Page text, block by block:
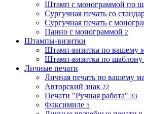
Штамп с монограммой по
Сургучная печать со
Сургучная печать с
Панно с монограммой 2
Штампы-визитки
Штамп-визитка по вашему
Штамп-визитка по шаблону
Личные печати
Личная печать по вашему
Авторский знак 22
Печати "Ручная работа" 33
Факсимиле 5